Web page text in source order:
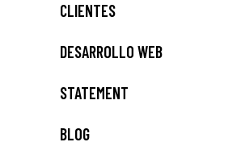
CLIENTES
DESARROLLO WEB
STATEMENT
BLOG